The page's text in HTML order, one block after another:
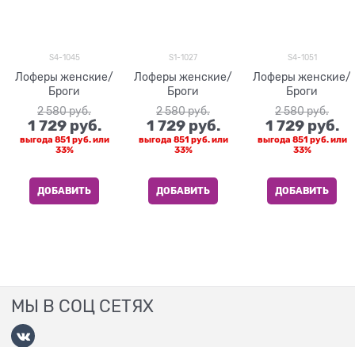
S4-1045
Лоферы женские/
Броги
2 580 руб.
1 729 руб.
выгода 851 руб.или
33%
ДОБАВИТЬ
S1-1027
Лоферы женские/
Броги
2 580 руб.
1 729 руб.
выгода 851 руб.или
33%
ДОБАВИТЬ
S4-1051
Лоферы женские/
Броги
2 580 руб.
1 729 руб.
выгода 851 руб.или
33%
ДОБАВИТЬ
МЫ В СОЦ СЕТЯХ